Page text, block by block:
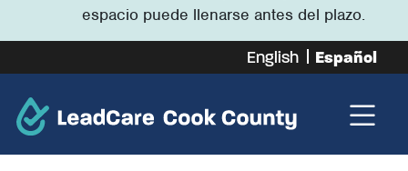
espacio puede llenarse antes del plazo.
English Español